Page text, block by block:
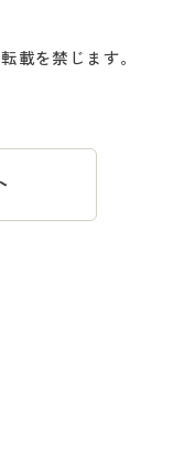
プ
載を禁じます。